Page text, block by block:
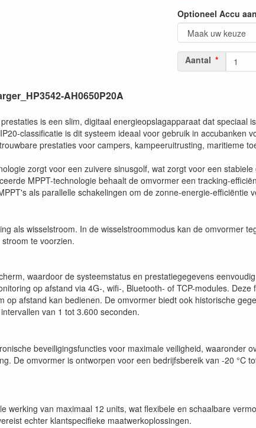
Optioneel Accu
Aantal
AH0650P20A
is een slim, digitaal energieopslagapparaat dat
classificatie is dit systeem ideaal voor gebruik in accubanken
prestaties voor campers, kampeeruitrusting, maritieme
zorgt voor een zuivere sinusgolf, wat zorgt voor een
MPPT-technologie behaalt de omvormer een tracking-
als parallelle schakelingen om de zonne-energie-efficiëntie
als wisselstroom. In de wisselstroommodus kan de omvormer
te voorzien.
waardoor de systeemstatus en prestatiegegevens
op afstand via 4G-, wifi-, Bluetooth- of TCP-modules.
op afstand kan bedienen. De omvormer biedt ook historische
van 1 tot 3.600 seconden.
beveiligingsfuncties voor maximale veiligheid, waaronder
De omvormer is ontworpen voor een bedrijfsbereik van -20 °C
werking van maximaal 12 units, wat flexibele en schaalbare
echter klantspecifieke maatwerkoplossingen.